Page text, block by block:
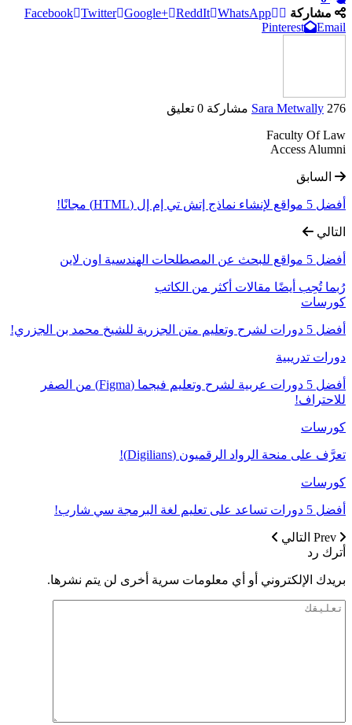
مشاركة
Facebook Twitter Google+ ReddIt WhatsApp
Pinterest
Email
Sara Metwally 276 مشاركة
0 تعليق
Faculty Of Law
Access Alumni
السابق
أفضل 5 مواقع لإنشاء نماذج إتش تي إم إل (HTML) مجانًا!
التالي
أفضل 5 مواقع للبحث عن المصطلحات الهندسية اون لاين
رُبما تُحِب أيضًا مقالات أكثر من الكاتب
كورسات
أفضل 5 دورات لشرح وتعليم متن الجزرية للشيخ محمد بن الجزري!
دورات تدريبية
أفضل 5 دورات عربية لشرح وتعليم فيجما (Figma) من الصفر
للاحتراف!
كورسات
تعرَّف على منحة الرواد الرقميون (Digilians)!
كورسات
أفضل 5 دورات تساعد على تعليم لغة البرمجة سي شارب!
التالي
أترك رد
بريدك الإلكتروني أو أي معلومات سرية أخرى لن يتم نشرها.